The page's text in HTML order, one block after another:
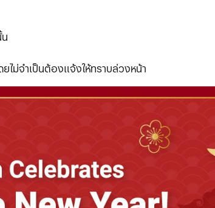
ไม่จำเป็นต้องแจ้งให้ทราบล่วงหน้า